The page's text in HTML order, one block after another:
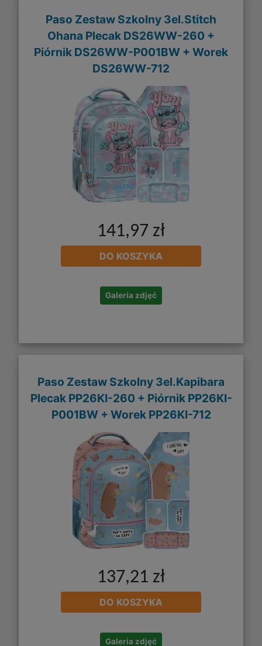
Paso Zestaw Szkolny 3el.Stitch
Ohana Plecak DS26WW-260 +
Piórnik DS26WW-P001BW + Worek
DS26WW-712
141,97 zł
DO KOSZYKA
Galeria zdjęć
Paso Zestaw Szkolny 3el.Kapibara
Plecak PP26KI-260 + Piórnik PP26KI-
P001BW + Worek PP26KI-712
137,21 zł
DO KOSZYKA
Galeria zdjęć